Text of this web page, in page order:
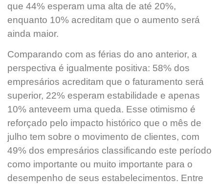
que 44% esperam uma alta de até 20%,
enquanto 10% acreditam que o aumento será
ainda maior.
Comparando com as férias do ano anterior, a
perspectiva é igualmente positiva: 58% dos
empresários acreditam que o faturamento será
superior, 22% esperam estabilidade e apenas
10% anteveem uma queda. Esse otimismo é
reforçado pelo impacto histórico que o mês de
julho tem sobre o movimento de clientes, com
49% dos empresários classificando este período
como importante ou muito importante para o
desempenho de seus estabelecimentos. Entre